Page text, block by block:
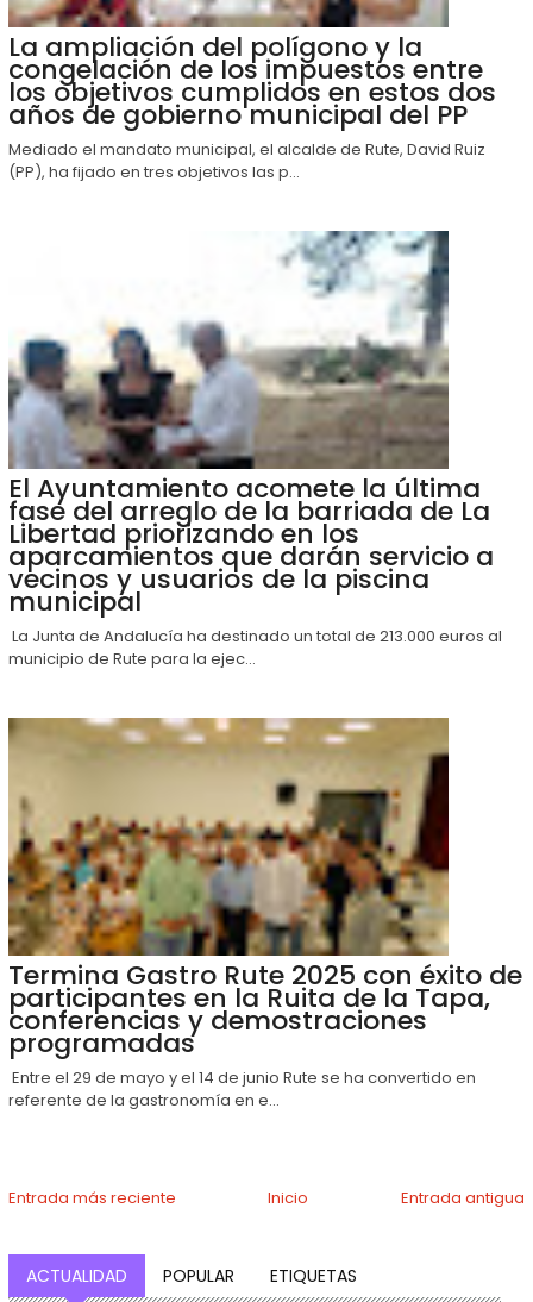
La ampliación del polígono y la
congelación de los impuestos entre
los objetivos cumplidos en estos dos
años de gobierno municipal del PP
Mediado el mandato municipal, el alcalde de Rute, David Ruiz
(PP), ha fijado en tres objetivos las p...
El Ayuntamiento acomete la última
fase del arreglo de la barriada de La
Libertad priorizando en los
aparcamientos que darán servicio a
vecinos y usuarios de la piscina
municipal
La Junta de Andalucía ha destinado un total de 213.000 euros al
municipio de Rute para la ejec...
Termina Gastro Rute 2025 con éxito de
participantes en la Ruita de la Tapa,
conferencias y demostraciones
programadas
Entre el 29 de mayo y el 14 de junio Rute se ha convertido en
referente de la gastronomía en e...
Entrada más reciente Entrada antigua
Inicio
ACTUALIDAD POPULAR ETIQUETAS